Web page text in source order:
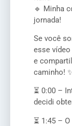
🔹 Minha
jornada!
Se você
esse
e
caminho!
⏳ 0:00 –
decidi
⏳ 1:45 –